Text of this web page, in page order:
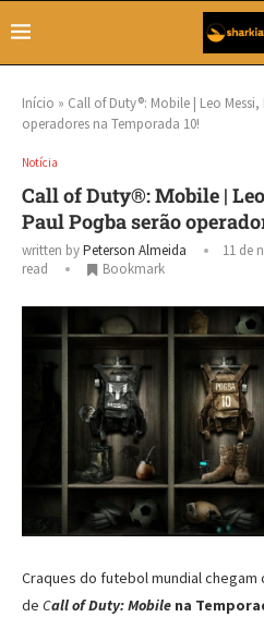
Início » Call of Duty®: Mobile | Leo
operadores na Temporada 10!
Notícia
Call of Duty®: Mobile |
Paul Pogba serão
written byPeterson Almeida 11 de
read
Bookmark
Craques do futebol mundial
de Call of Duty: Mobile na